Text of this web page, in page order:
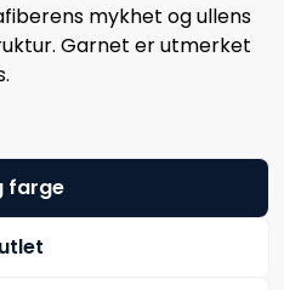
mykhet og ullens
Garnet er utmerket
farge